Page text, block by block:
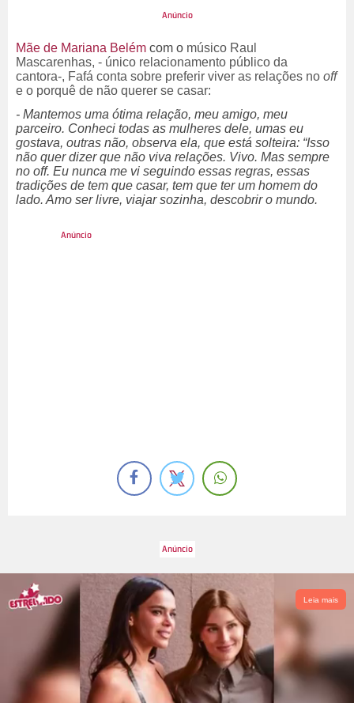
Mãe de Mariana Belém com o músico Raul
Mascarenhas, - único relacionamento público da
cantora-, Fafá conta sobre preferir viver as relações no off
e o porquê de não querer se casar:
- Mantemos uma ótima relação, meu amigo, meu
parceiro. Conheci todas as mulheres dele, umas eu
gostava, outras não, observa ela, que está solteira: “Isso
não quer dizer que não viva relações. Vivo. Mas sempre
no off. Eu nunca me vi seguindo essas regras, essas
tradições de tem que casar, tem que ter um homem do
lado. Amo ser livre, viajar sozinha, descobrir o mundo.
Leia mais